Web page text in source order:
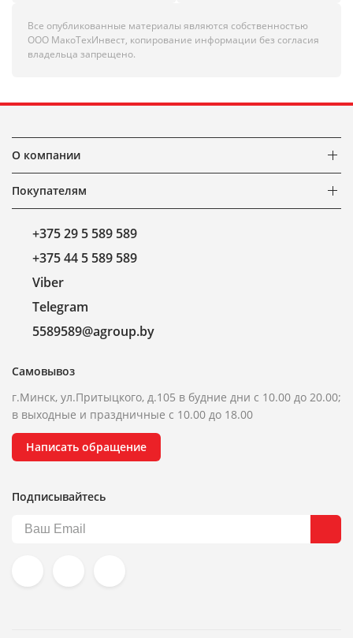
Все опубликованные материалы являются собственностью
ООО МакоТехИнвест, копирование информации без согласия
владельца запрещено.
О компании
Покупателям
+375 29 5 589 589
+375 44 5 589 589
Viber
Telegram
5589589@agroup.by
Самовывоз
г.Минск, ул.Притыцкого, д.105 в будние дни с 10.00 до 20.00;
в выходные и праздничные с 10.00 до 18.00
Написать обращение
Подписывайтесь